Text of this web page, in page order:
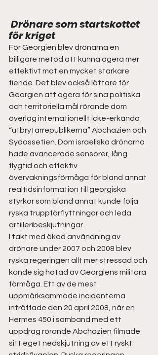
Drönare som startskottet
för kriget
För Georgien blev drönarna en
billigare metod att kunna agera mer
effektivt mot en mycket starkare
fiende. Det blev också lättare för
Georgien att agera för sina politiska
och territoriella mål rörande dom
överlag internationellt icke-erkända
“utbrytarrepublikerna” Abchazien och
Sydossetien. Dom israeliska drönarna
hade avancerade sensorer, lång
flygtid och effektiv
övervakningsförmåga för bland annat
realtidsinformation till georgiska
styrkor som bland annat kunde följa
ryska truppförflyttningar och leda
artilleribeskjutningar.
I takt med ökad användning av
drönare under 2007 och 2008 blev
ryska regeringen allt mer stressad och
kände sig hotad av Georgiens militära
förmåga. Ett av de mest
uppmärksammade incidenterna
inträffade den 20 april 2008, när en
Hermes 450 i samband med ett
uppdrag rörande Abchazien filmade
sitt eget nedskjutning av ett ryskt